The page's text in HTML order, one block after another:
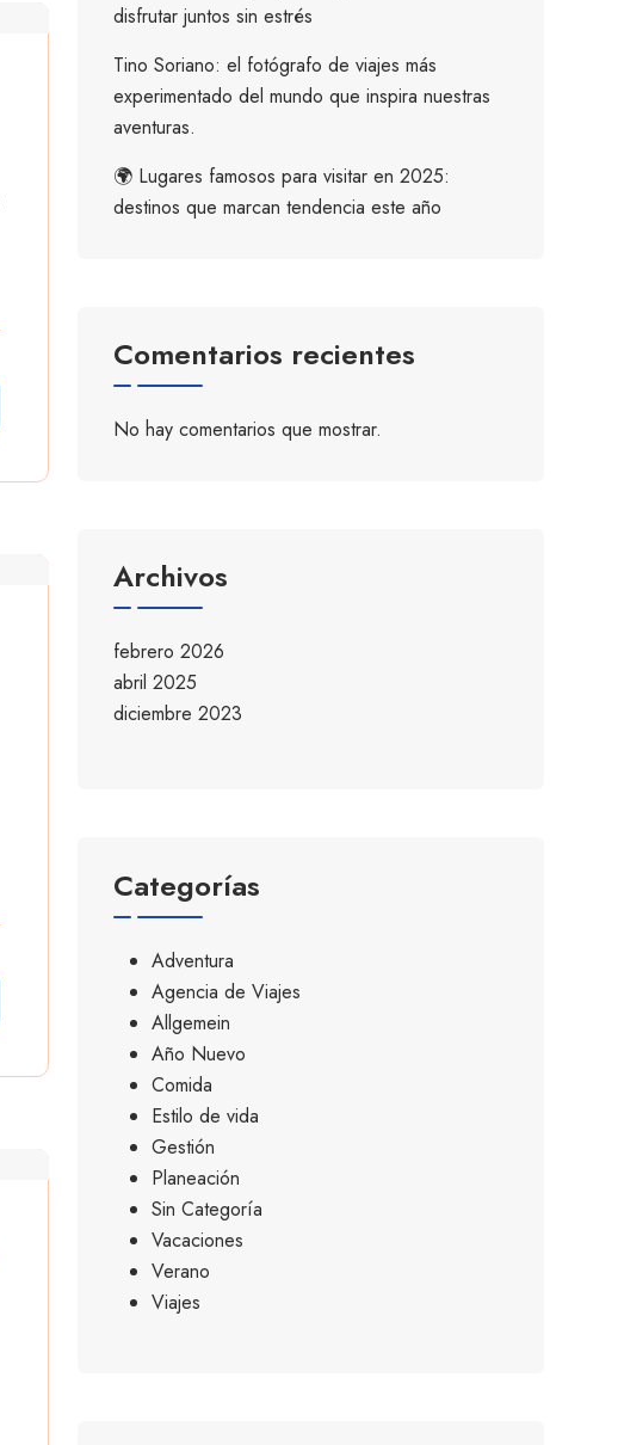
disfrutar juntos sin estrés
Tino Soriano: el fotógrafo de viajes más
experimentado del mundo que inspira nuestras
aventuras.
🌍 Lugares famosos para visitar en 2025:
destinos que marcan tendencia este año
Comentarios recientes
No hay comentarios que mostrar.
Archivos
febrero 2026
abril 2025
diciembre 2023
Categorías
Adventura
Agencia de Viajes
Allgemein
Año Nuevo
Comida
Estilo de vida
Gestión
Planeación
Sin Categoría
Vacaciones
Verano
Viajes